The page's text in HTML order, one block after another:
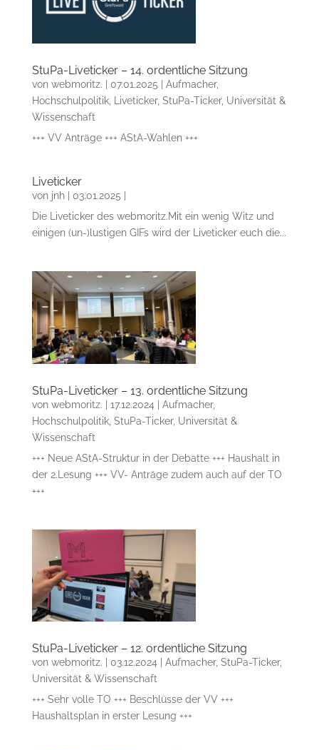
StuPa-Liveticker – 14. ordentliche Sitzung
von webmoritz. 07.01.2025 Aufmacher,
Hochschulpolitik, Liveticker, StuPa-Ticker, Universität &
Wissenschaft
+++ VV Anträge +++ AStA-Wahlen +++
Liveticker
von jnh| 03.01.2025
Die Liveticker des webmoritz.Mit ein wenig Witz und
einigen (un-)lustigen GIFs wird der Liveticker euch die...
StuPa-Liveticker – 13. ordentliche Sitzung
von webmoritz. 17.12.2024 Aufmacher,
Hochschulpolitik, StuPa-Ticker, Universität &
Wissenschaft
+++ Neue AStA-Struktur in der Debatte +++ Haushalt in
der 2.Lesung +++ VV- Anträge zudem auch auf der TO
+++
StuPa-Liveticker – 12. ordentliche Sitzung
von webmoritz. 03.12.2024 Aufmacher, StuPa-Ticker,
Universität & Wissenschaft
+++ Sehr volle TO +++ Beschlüsse der VV +++
Haushaltsplan in erster Lesung +++